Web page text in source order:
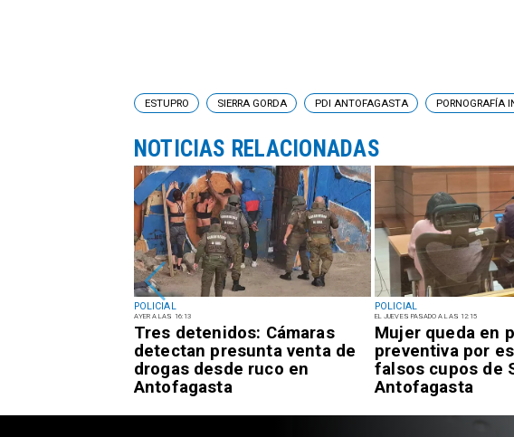
POLICIAL
AYER A LAS 16:13
Tres detenidos: Cámaras
detectan presunta venta de
drogas desde ruco en
Antofagasta
POLICIAL
EL JUEVES PASADO A LAS 12:15
Mujer queda en
preventiva por
falsos cupos de
Antofagasta
ESTUPRO SIERRA GORDA PDI ANTOFAGASTA PORNOGRAFÍA
NOTICIAS RELACIONADAS